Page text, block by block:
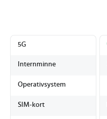
5G
Internminne
Operativsystem
SIM-kort